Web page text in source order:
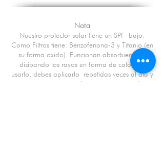
Nota
Nuestro protector solar tiene un SPF bajo.
Como Filtros tiene: Benzofenona-3 y Titanio (en
su forma oxido). Funcionan absorbiendo y
disipando los rayos en forma de calor. De
usarlo, debes aplicarlo repetidas veces al día y
por supuesto usar prendas largas que ayuden a